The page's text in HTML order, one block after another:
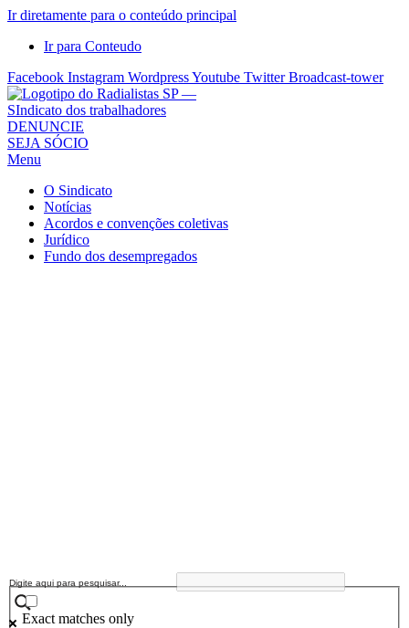
Ir diretamente para o conteúdo principal
Ir para Conteudo
Facebook Instagram WordpressYoutube Twitter Broadcast-tower
Sindicato
dos
Radialistas
São
Paulo
Sindicato
DENUNCIE
SEJA SÓCIO
Menu
O Sindicato
Notícias
Acordos e convenções coletivas
Jurídico
Fundo dos desempregados
Exact matches only